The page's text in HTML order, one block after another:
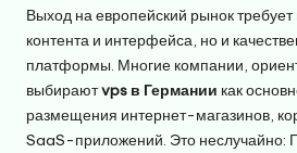
от
Выход на европейский рынок требует
контента и интерфейса, но и
платформы. Многие компании,
выбираютvps в Германии как
размещения интернет-магазинов,
SaaS-приложений. Это неслучайно: